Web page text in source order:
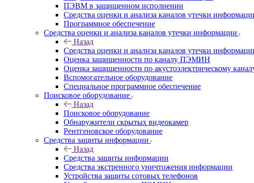
ПЭВМ в защищенном исполнении
Средства оценки и анализа каналов утечки
Программное обеспечение
Средства оценки и анализа каналов утечки информации
Назад
Средства оценки и анализа каналов утечки
Оценка защищенности по каналу ПЭМИН
Оценка защищенности по акустоэлектрическому
Вспомогательное оборудование
Специальное программное обеспечение
Поисковое оборудование
Назад
Поисковое оборудование
Обнаружители скрытых видеокамер
Рентгеновское оборудование
Средства защиты информации
Назад
Средства защиты информации
Средства экстренного уничтожения информации
Устройства защиты сотовых телефонов